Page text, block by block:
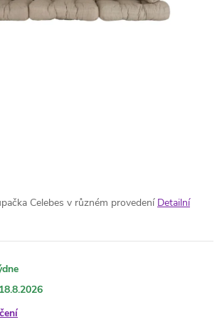
Celebes v různém provedení Detailní
18.8.2026